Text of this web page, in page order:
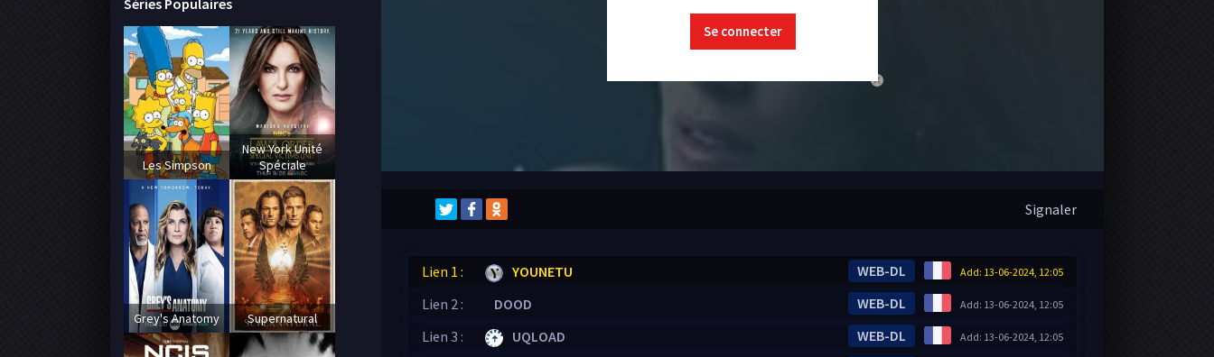
close
Se connecter
Signaler
Lien 1 : YOUNETU Add: 13-06-2024, 12:05
WEB-DL
Lien 2 :
DOOD Add: 13-06-2024, 12:05
WEB-DL
Lien 3 :
UQLOAD Add: 13-06-2024, 12:05
WEB-DL
Séries Populaires
Les Simpson
New York Unité
Spéciale
Grey's Anatomy Supernatural